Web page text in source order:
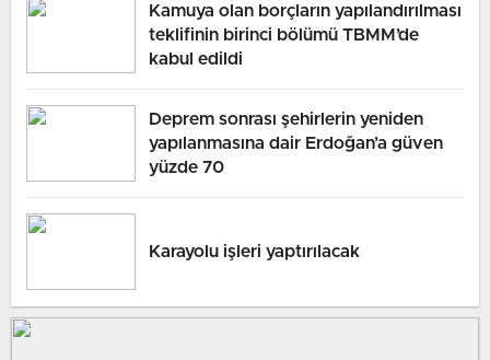
Kamuya olan borçların yapılandırılması
teklifinin birinci bölümü TBMM’de
kabul edildi
Deprem sonrası şehirlerin yeniden
yapılanmasına dair Erdoğan’a güven
yüzde 70
Karayolu işleri yaptırılacak